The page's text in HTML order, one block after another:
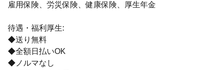
雇用保険、労災保険、健康保険、厚生年金
待遇・福利厚生:
◆送り無料
◆全額日払いOK
◆ノルマなし